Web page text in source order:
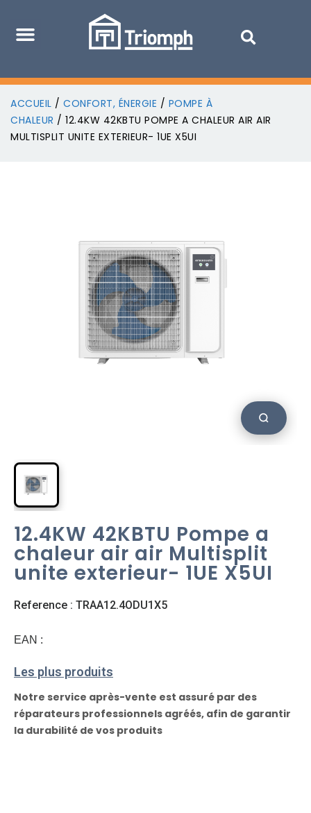
ACCUEIL / CONFORT, ÉNERGIE / POMPE À
CHALEUR / 12.4KW 42KBTU POMPE A CHALEUR AIR AIR
MULTISPLIT UNITE EXTERIEUR- 1UE X5UI
12.4KW 42KBTU Pompe a
chaleur air air Multisplit
unite exterieur- 1UE X5UI
Reference : TRAA12.4ODU1X5
EAN :
Les plus produits
Notre service après-vente est assuré par des
réparateurs professionnels agréés, afin de garantir
la durabilité de vos produits